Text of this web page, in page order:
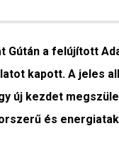
a felújított
kapott. A jeles
új kezdet
és